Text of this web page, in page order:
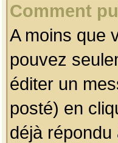
Comment
A moins que
pouvez
éditer un
posté) en
déjà